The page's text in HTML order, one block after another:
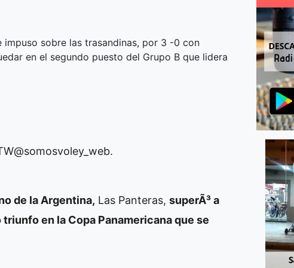
sobre las trasandinas, por 3 -0 con
en el segundo puesto del Grupo B que lidera
de la Argentina, Las Panteras, superÃ³ a
en la Copa Panamericana que se